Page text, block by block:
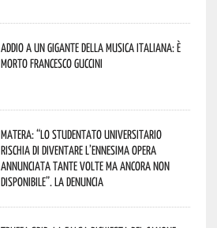
Addio a un gigante della musica italiana: è
morto Francesco Guccini
Matera: “Lo studentato universitario
rischia di diventare l’ennesima opera
annunciata tante volte ma ancora non
disponibile”. La denuncia